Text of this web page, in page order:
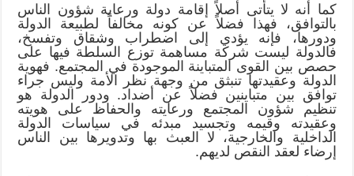
كما أنه لا يتأتى أصلاً إقامة دولة ورعاية شؤون الناس
بالتوافق، فهذا فضلاً عن كونه مخالفاً لطبيعة الدولة
ودورها، فإنه يؤدي إلى اضطراب وشقاق وتفسخ،
فالدولة ليست شركة مساهمة توزع السلطة فيها على
حصص بين القوى المتباينة الموجودة في المجتمع. فهوية
الدولة وعقيدتها تنبثق من وجهة نظر الأمة وليس جراء
توافق بين متباينين فضلاً عن أضداد. ودور الدولة هو
تنظيم شؤون المجتمع ورعايته والحفاظ على هويته
وعقيدته وقيمه وتجسيد مبدئه في سياسات الدولة
الداخلية والخارجية، لا العبث بها وتدويرها بين الناس
إرضاء لعقد النقص لديهم.